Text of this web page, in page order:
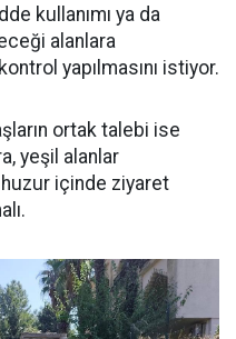
kullanımı ya da
alanlara
yapılmasını istiyor.
ortak talebi ise
yeşil alanlar
içinde ziyaret